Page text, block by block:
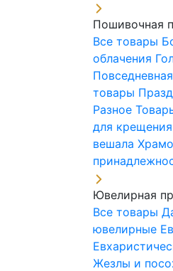
Пошивочная
Все товары
облачения
товары
Разное
для крещения
вешала
Ювелирная
Все товары
ювелирные
Жезлы и